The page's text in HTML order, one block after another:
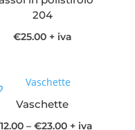
204
€25.00 + iva
Vaschette
12.00– €23.00 + iva